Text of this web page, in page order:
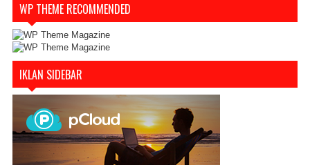
WP THEME RECOMMENDED
IKLAN SIDEBAR